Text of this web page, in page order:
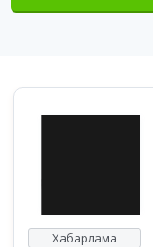
Хабарлама